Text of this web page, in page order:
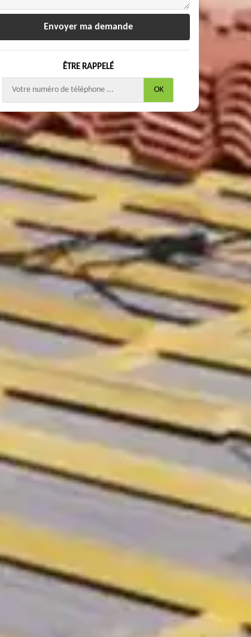
ÊTRE RAPPELÉ